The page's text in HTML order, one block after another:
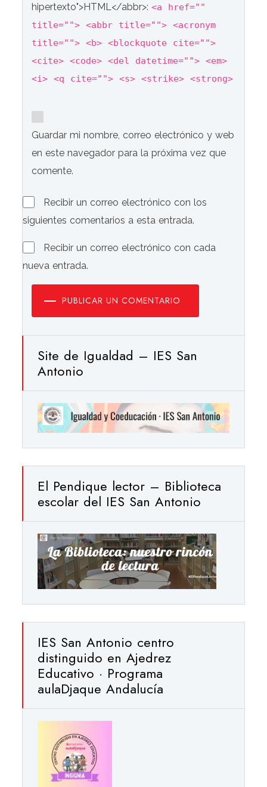
hipertexto">HTML</abbr>:<a href=""
title=""> <abbr title=""> <acronym
title=""> <b> <blockquote cite="">
<cite> <code> <del datetime=""> <em>
<i> <q cite=""> <s> <strike> <strong>
Guardar mi nombre, correo electrónico y web
en este navegador para la próxima vez que
comente.
Recibir un correo electrónico con los
siguientes comentarios a esta entrada.
Recibir un correo electrónico con cada
nueva entrada.
PUBLICAR UN COMENTARIO
Site de Igualdad – IES San
Antonio
El Pendique lector – Biblioteca
escolar del IES San Antonio
IES San Antonio centro
distinguido en Ajedrez
Educativo · Programa
aulaDjaque Andalucía